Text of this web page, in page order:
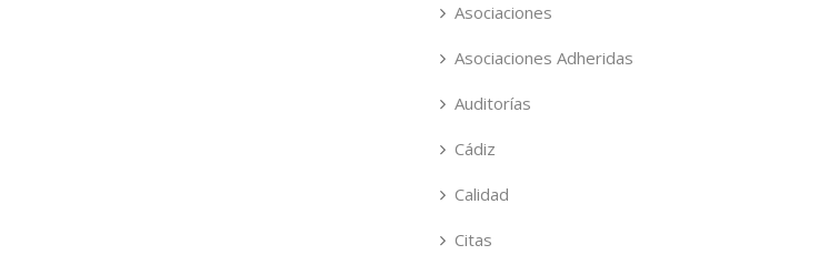
Asociaciones
Asociaciones Adheridas
Auditorías
Cádiz
Calidad
Citas